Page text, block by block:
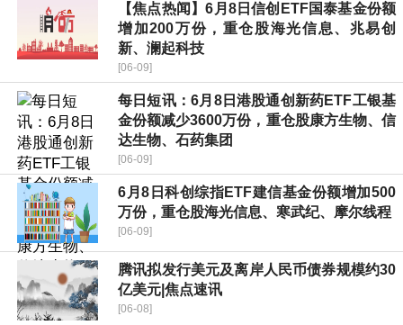
【焦点热闻】6月8日信创ETF国泰基金份额
增加200万份，重仓股海光信息、兆易创
新、澜起科技
[06-09]
每日短讯：6月8日港股通创新药ETF工银基
金份额减少3600万份，重仓股康方生物、信
达生物、石药集团
[06-09]
6月8日科创综指ETF建信基金份额增加500
万份，重仓股海光信息、寒武纪、摩尔线程
[06-09]
腾讯拟发行美元及离岸人民币债券规模约30
亿美元|焦点速讯
[06-08]